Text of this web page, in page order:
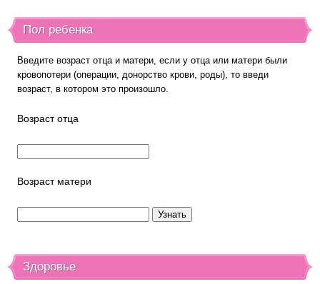
Пол ребенка
Введите возраст отца и матери, если у отца или матери были
кровопотери (операции, донорство крови, роды), то введи
возраст, в котором это произошло.
Возраст отца
Возраст матери
Здоровье